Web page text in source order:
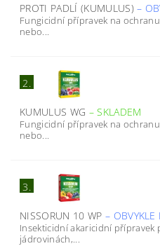
PROTI PADLÍ (KUMULUS)–
Fungicidní přípravek na
nebo...
2.
KUMULUS WG – SKLADEM
Fungicidní přípravek na
nebo...
3.
NISSORUN 10 WP –
Insekticidní akaricidní přípravek
jádrovinách,...